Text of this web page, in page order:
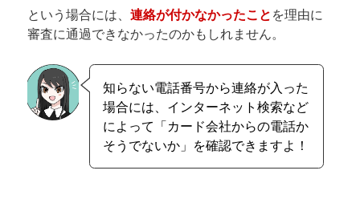
という場合には、連絡が付かなかったことを理由に
審査に通過できなかったのかもしれません。
知らない電話番号から連絡が入った
場合には、インターネット検索など
によって「カード会社からの電話か
そうでないか」を確認できますよ！